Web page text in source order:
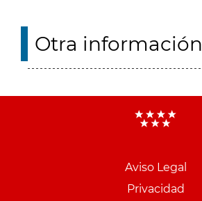
Otra información
Aviso Legal
Privacidad